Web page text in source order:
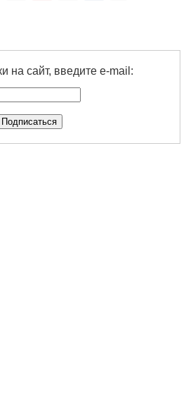
на сайт, введите e-mail: